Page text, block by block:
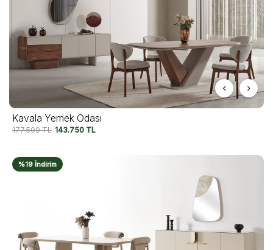
Kavala Yemek Odası
177.500TL 143.750 TL
%19 İndirim